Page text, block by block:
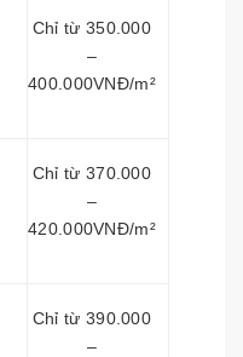
Chỉ từ 350.000
–
400.000VNĐ/m²
Chỉ từ 370.000
–
420.000VNĐ/m²
Chỉ từ 390.000
–